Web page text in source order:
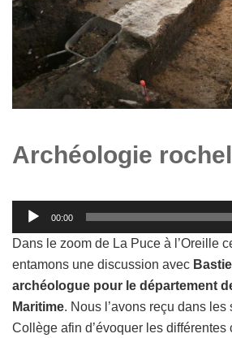
Archéologie
Lecteur
audio
00:00
Dans le zoom de La Puce à l’Oreille
entamons une discussion avec
archéologue pour le département
Maritime. Nous l’avons reçu dans
Collège afin d’évoquer les différentes